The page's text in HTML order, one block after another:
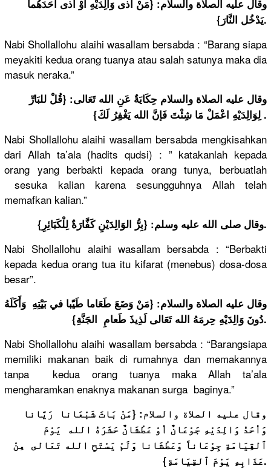
وقال عليه الصلاة والسلام: {مَنْ آذى وَالِدَيْهِ أَوْ آذى أحَدَهُما
يَدْخُل النَّارَ}.
Nabi Shollallohu alaihi wasallam bersabda : “Barang siapa
meyakiti kedua orang tuanya atau salah satunya maka dia
masuk neraka.”
وقال عليه الصلاة والسلام حِكَايَةٌ عَنِ الله تَعَالى: {قُلْ للبَارِّ
لِوَالِدَيْهِ اعْمَلْ مَا شِئْتَ فَإنَّ الله يَغْفِرُ لَكَ}.
Nabi Shollallohu alaihi wasallam bersabda mengkisahkan
dari Allah ta’ala (hadits qudsi) : ” katakanlah kepada
orang yang berbakti kepada orang tunya, berbuatlah
sesuka kalian karena sesungguhnya Allah telah
memafkan kalian.”
وقال صلى الله عليه وسلم: {بِرُّ الوَالِدَيْنِ كَفَّارَةٌ لِلْكَبَائِرِ}.
Nabi Shollallohu alaihi wasallam bersabda : “Berbakti
kepada kedua orang tua itu kifarat (menebus) dosa-dosa
besar”.
وقال عليه الصلاة والسلام: {مَنْ وَضَعَ طَعَاما طَيّبا في بَيْتِهِ وَأَكَلَهُ
دُونَ وَالِدَيْهِ حِرمَهُ الله تَعَالى لَذِيذَ طَعامِ الجَنَّةِ}.
Nabi Shollallohu alaihi wasallam bersabda : “Barangsiapa
memiliki makanan baik di rumahnya dan memakannya
tanpa kedua orang tuanya maka Allah ta’ala
mengharamkan enaknya makanan surga baginya.”
وقال عليه الصلاة والسلام: {مَنْ بَاتَ شَبْعَانا رَيَّانا
وَأحَدُ وَالِدَيْهِ جَوْعَانٌ أوْ عَطْشَانٌ حَشَرَهُ الله يَوْمَ
ٱلقِيَامَةِ جِوْعَاناً وَعَطْشَانا وَلَمْ يَسْتَحِ الله تَعَالى مِنْ
عَذَابِهِ يَوْمَ ٱلقِيَامَةِ}.